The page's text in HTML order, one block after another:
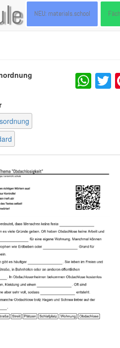
NEU: materials.school